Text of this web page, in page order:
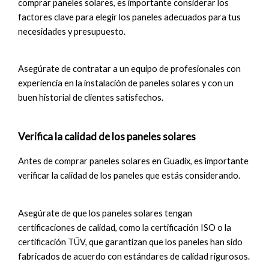
comprar paneles solares, es importante considerar los
factores clave para elegir los paneles adecuados para tus
necesidades y presupuesto.
Asegúrate de contratar a un equipo de profesionales con
experiencia en la instalación de paneles solares y con un
buen historial de clientes satisfechos.
Verifica la calidad de los paneles solares
Antes de comprar paneles solares en Guadix, es importante
verificar la calidad de los paneles que estás considerando.
Asegúrate de que los paneles solares tengan
certificaciones de calidad, como la certificación ISO o la
certificación TÜV, que garantizan que los paneles han sido
fabricados de acuerdo con estándares de calidad rigurosos.